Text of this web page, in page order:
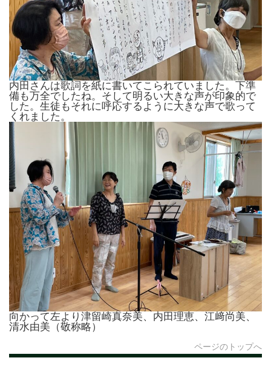
内田さんは歌詞を紙に書いてこられていました。下準
備も万全でしたね。そして明るい大きな声が印象的で
した。生徒もそれに呼応するように大きな声で歌って
くれました。
向かって左より津留崎真奈美、内田理恵、江﨑尚美、
清水由美（敬称略）
ページのトップへ